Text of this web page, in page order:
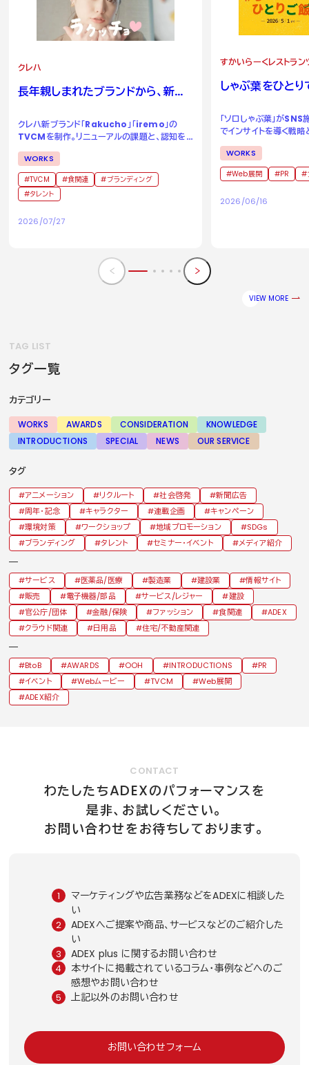
クレハ
長年親しまれたブランドから、新た
クレハ新ブランド「Rakucho」「iremo」の
TVCMを制作。リニューアルの課題と、認知を
獲得するためのアイデアとは。
WORKS
TVCM 食関連
ブランディング
タレント
2026/07/27
すかいらーくレストラン
しゃぶ葉をひと
「ソロしゃぶ葉」が
でインサイトを導く戦
成功事例
WORKS
Web展開 PR
2026/06/16
VIEW MORE
TAG LIST
タグ一覧
カテゴリー
WORKS AWARDS CONSIDERATION
KNOWLEDGE
INTRODUCTIONS
SPECIAL NEWS OUR SERVICE
タグ
アニメーション リクルート 社会啓発
新聞広告
周年・記念
キャラクター 連載企画
キャンペーン
環境対策
ワークショップ 地域プロモーション
SDGs
ブランディング
タレント セミナー・イベント メディア紹介
サービス 医薬品/医療 製造業 建設業
情報サイト
販売
電子機器/部品 サービス/レジャー
建設
官公庁/団体
金融/保険 ファッション 食関連
ADEX
クラウド関連
日用品 住宅/不動産関連
BtoB AWARDS OOH INTRODUCTIONS
PR
イベント
Webムービー TVCM
Web展開
ADEX紹介
CONTACT
わたしたちADEXのパフォーマンスを
是非、お試しください。
お問い合わせをお待ちしております。
マーケティングや広告業務などをADEXに相談した
い
ADEXへご提案や商品、サービスなどのご紹介した
い
ADEX plus に関するお問い合わせ
本サイトに掲載されているコラム・事例などへのご
感想やお問い合わせ
上記以外のお問い合わせ
お問い合わせフォーム